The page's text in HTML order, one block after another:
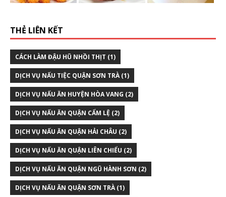
THẺ LIÊN KẾT
CÁCH LÀM ĐẬU HŨ NHỒI THỊT (1)
DỊCH VỤ NẤU TIỆC QUẬN SƠN TRÀ(1)
DỊCH VỤ NẤU ĂN HUYỆN HÒA VANG (2)
DỊCH VỤ NẤU ĂN QUẬN CẨM LỆ (2)
DỊCH VỤ NẤU ĂN QUẬN HẢI CHÂU (2)
DỊCH VỤ NẤU ĂN QUẬN LIÊN CHIỂU (2)
DỊCH VỤ NẤU ĂN QUẬN NGŨ HÀNH SƠN (2)
DỊCH VỤ NẤU ĂN QUẬN SƠN TRÀ(1)